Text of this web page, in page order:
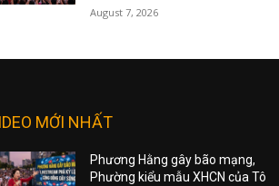
August 7, 2026
MỚI NHẤT
Phương Hằng gây bão mạng,
Phường kiểu mẫu XHCN của Tô